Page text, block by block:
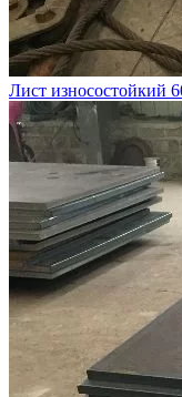
Лист износостойкий